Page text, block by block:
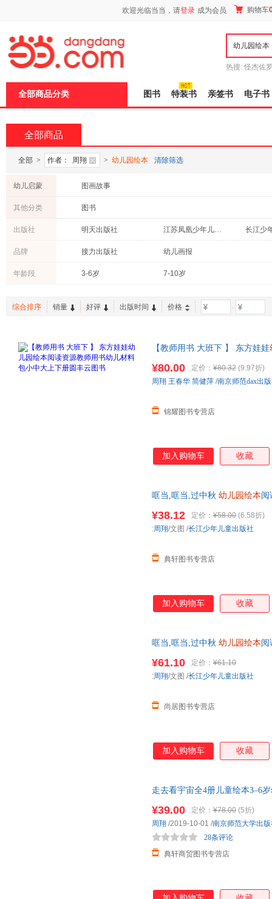
欢迎光临当当，请登录 成为会员 购物车
热搜: 怪杰佐
全部商品分类 图书 特装书 亲签书 电子书
全部商品
全部 > 作者： 周翔 > 幼儿园绘本 清除筛选
幼儿启蒙 图画故事
其他分类 图书
出版社 明天出版社
江苏凤凰少年儿童出版社
新世界出版社
河北教育出版社
品牌 接力出版社 幼儿画报
年龄段 3-6岁 7-10岁
综合排序 销量 好评 出版时间 价格 -
【教师用书 大班下 】 东方娃娃
¥80.00 定价： ¥80.32 (9.97折)
锦耀图书专营店
周翔 王春华 简健萍 /南京师范dax出
加入购物车 收藏
哐当,哐当,过中秋 幼儿园绘本阅
¥38.12 定价： ¥58.00 (6.58折)
典轩图书专营店
:周翔/文图 /长江少年儿童出版社
加入购物车 收藏
哐当,哐当,过中秋 幼儿园绘本阅
¥61.10 定价： ¥61.10
尚居图书专营店
:周翔/文图 /长江少年儿童出版社
加入购物车 收藏
走去看宇宙全4册儿童绘本3–6岁
¥39.00 定价： ¥78.00 (5折)
典轩商贸图书专营店
28条评论
周翔 /2019-10-01 /南京师范大学出
页
加